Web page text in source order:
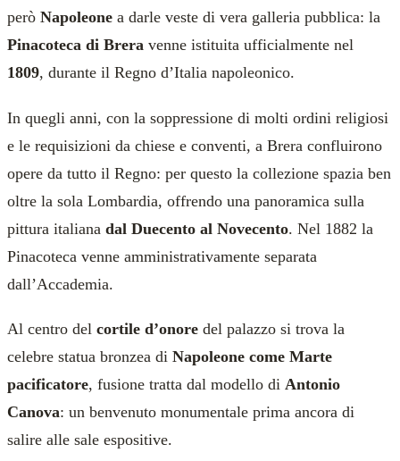
però Napoleone a darle veste di vera galleria pubblica: la
Pinacoteca di Brera venne istituita ufficialmente nel
1809, durante il Regno d’Italia napoleonico.
In quegli anni, con la soppressione di molti ordini religiosi
e le requisizioni da chiese e conventi, a Brera confluirono
opere da tutto il Regno: per questo la collezione spazia ben
oltre la sola Lombardia, offrendo una panoramica sulla
pittura italiana dal Duecento al Novecento. Nel 1882 la
Pinacoteca venne amministrativamente separata
dall’Accademia.
Al centro del cortile d’onore del palazzo si trova la
celebre statua bronzea di Napoleone come Marte
pacificatore, fusione tratta dal modello di Antonio
Canova: un benvenuto monumentale prima ancora di
salire alle sale espositive.